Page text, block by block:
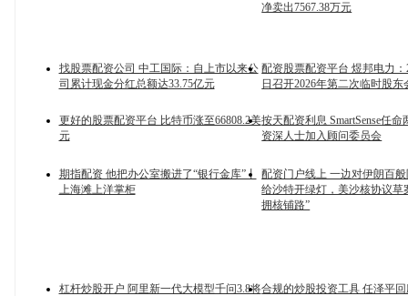
净卖出7567.38万元
找股票配资公司 中工国际：自上市以来公
司累计现金分红总额达33.75亿元
配资股票配资平台 煜邦电力：
日召开2026年第二次临时股东
更好的股票配资平台 比特币涨至66808.2美
元
按天配资利息 SmartSense任
资深人士加入顾问委员会
期指配资 他把办公室搬进了“银行金库”丨
上海滩上洋掌柜
配资门户线上 一边对伊朗百
给沙特开绿灯，美沙核协议草
拥核铺路”
杠杆炒股开户 阿里新一代大模型千问3.8将合规的炒股投资工具 任泽平